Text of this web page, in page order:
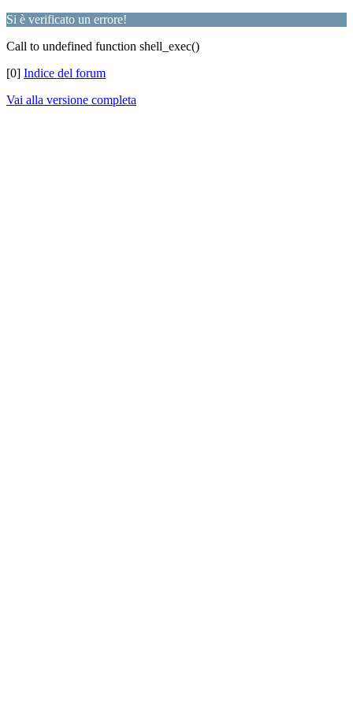
Si è verificato un errore!
Call to undefined function shell_exec()
[0] Indice del forum
Vai alla versione completa